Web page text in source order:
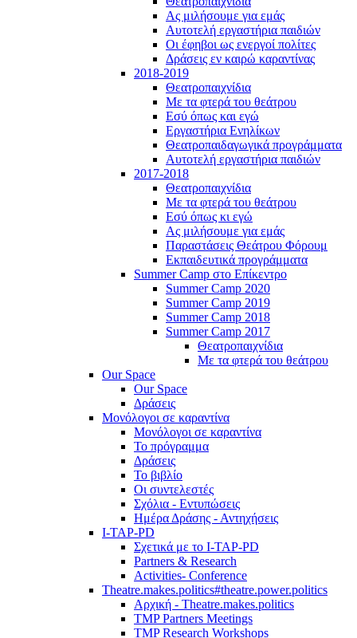
Ας μιλήσουμε για εμάς
Αυτοτελή εργαστήρια παιδιών
Οι έφηβοι ως ενεργοί πολίτες
Δράσεις εν καιρώ καραντίνας
2018-2019
Θεατροπαιχνίδια
Με τα φτερά του θεάτρου
Εσύ όπως και εγώ
Εργαστήρια Ενηλίκων
Θεατροπαιδαγωγικά προγράμματα
Αυτοτελή εργαστήρια παιδιών
2017-2018
Θεατροπαιχνίδια
Με τα φτερά του θεάτρου
Εσύ όπως κι εγώ
Ας μιλήσουμε για εμάς
Παραστάσεις Θεάτρου Φόρουμ
Εκπαιδευτικά προγράμματα
Summer Camp στο Επίκεντρο
Summer Camp 2020
Summer Camp 2019
Summer Camp 2018
Summer Camp 2017
Θεατροπαιχνίδια
Με τα φτερά του θεάτρου
Our Space
Our Space
Δράσεις
Μονόλογοι σε καραντίνα
Μονόλογοι σε καραντίνα
Το πρόγραμμα
Δράσεις
Το βιβλίο
Οι συντελεστές
Σχόλια - Εντυπώσεις
Ημέρα Δράσης - Αντηχήσεις
I-TAP-PD
Σχετικά με το I-TAP-PD
Partners & Research
Activities- Conference
Theatre.makes.politics#theatre.power.politics
Αρχική - Theatre.makes.politics
TMP Partners Meetings
TMP Research Workshops